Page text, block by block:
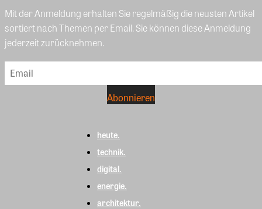
Mit der Anmeldung erhalten Sie regelmäßig die neusten Artikel
sortiert nach Themen per Email. Sie können diese Anmeldung
jederzeit zurücknehmen.
heute.
technik.
digital.
energie.
architektur.